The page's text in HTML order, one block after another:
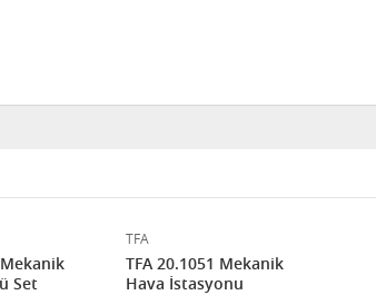
Mekanik
Set
TFA
TFA 20.1051 Mekanik
Hava İstasyonu